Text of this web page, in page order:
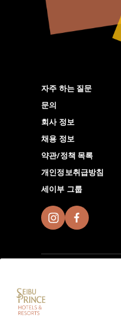
자주 하는 질문
문의
회사 정보
채용 정보
약관/정책 목록
개인정보취급방침
세이부 그룹
Seibu Prince Global